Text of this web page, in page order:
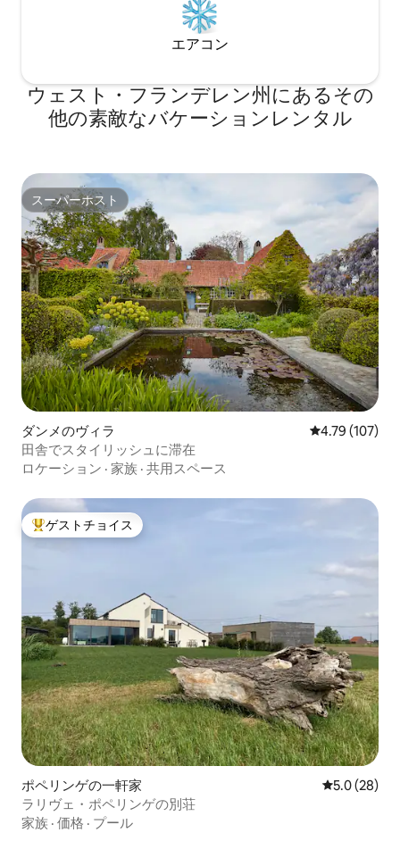
エアコン
ウェスト・フランデレン州にあるその
他の素敵なバケーションレンタル
スーパーホスト
スーパーホスト
ダンメのヴィラ レビュー107
4.79 (107)
田舎でスタイリッシュに滞在
ロケーション · 家族 · 共用スペース
大好評のゲストチョイスです。
ゲストチョイス
ポペリンゲの一軒家 レビュー28
5.0 (28)
ラリヴェ・ポペリンゲの別荘
家族 · 価格 · プール